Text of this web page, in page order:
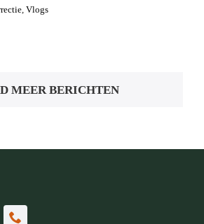
, Vlogs
MEER BERICHTEN